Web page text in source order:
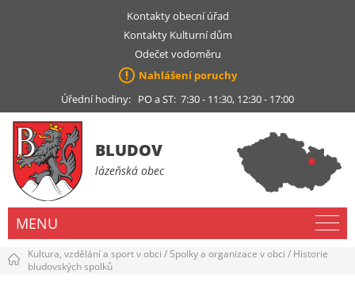
Kontakty obecní úřad
Kontakty Kulturní dům
Odečet vodoměru
Nahlášení poruchy
Úřední hodiny: PO a ST: 7:30 - 11:30, 12:30 - 17:00
BLUDOV
lázeňská obec
MENU
Kultura, vzdělání a sport v obci /Spolky a organizace v obci / Historie
bludovských spolků